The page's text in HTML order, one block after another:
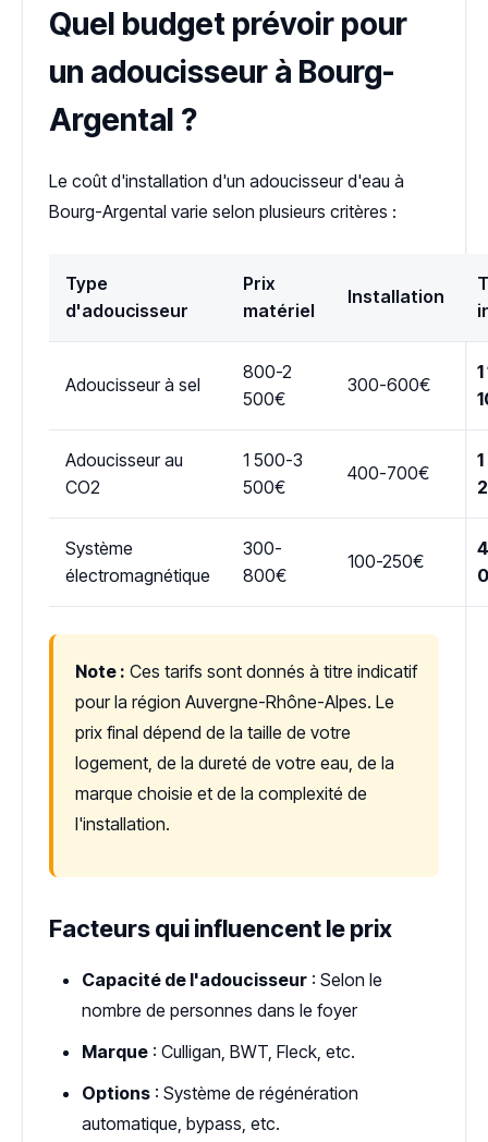
Quel budget prévoir pour
un adoucisseur à Bourg-
Argental ?
Le coût d'installation d'un adoucisseur d'eau à
Bourg-Argental varie selon plusieurs critères :
Type
d'adoucisseur
Prix
matériel
Installation
Adoucisseur à sel
800-2
500€
300-600€
Adoucisseur au
CO2
1 500-3
500€
400-700€
Système
électromagnétique
300-
800€
100-250€
Note : Ces tarifs sont donnés à titre indicatif
pour la région Auvergne-Rhône-Alpes. Le
prix final dépend de la taille de votre
logement, de la dureté de votre eau, de la
marque choisie et de la complexité de
l'installation.
Facteurs qui influencent le prix
Capacité de l'adoucisseur : Selon le
nombre de personnes dans le foyer
Marque : Culligan, BWT, Fleck, etc.
Options : Système de régénération
automatique, bypass, etc.